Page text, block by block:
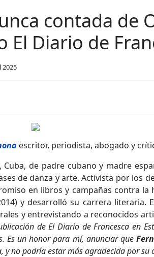
contada de
El Diario de
2025
escritor, periodista, abogado y
Cuba, de padre cubano y madre
de danza y arte. Activista por
en libros y campañas contra
y desarrolló su carrera literaria.
y entrevistando a reconocidos
de El Diario de Francesca en
Es un honor para mí, anunciar que
y no podría estar más agradecida por su